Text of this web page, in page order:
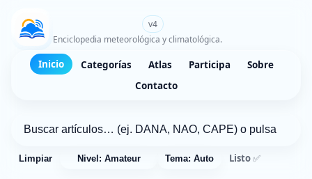
v4
Enciclopedia meteorológica y climatológica.
Inicio Categorías Atlas Participa
Sobre
Contacto
Limpiar Nivel: Amateur Tema: Auto Listo ✅